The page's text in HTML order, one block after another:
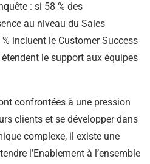
: si 58 % des
au niveau du Sales
incluent le Customer Success
le support aux équipes
confrontées à une pression
clients et se développer dans
complexe, il existe une
l’Enablement à l’ensemble